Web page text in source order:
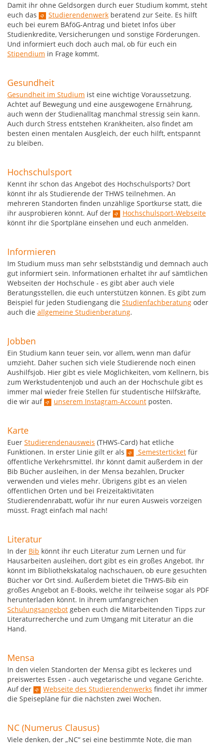
Damit ihr ohne Geldsorgen durch euer Studium kommt, steht
euch das
Studierendenwerk beratend zur Seite. Es hilft
euch bei eurem BAföG-Antrag und bietet Infos über
Studienkredite, Versicherungen und sonstige Förderungen.
Und informiert euch doch auch mal, ob für euch ein
Stipendium in Frage kommt.
Gesundheit
Gesundheit im Studium ist eine wichtige Voraussetzung.
Achtet auf Bewegung und eine ausgewogene Ernährung,
auch wenn der Studienalltag manchmal stressig sein kann.
Auch durch Stress entstehen Krankheiten, also findet am
besten einen mentalen Ausgleich, der euch hilft, entspannt
zu bleiben.
Hochschulsport
Kennt ihr schon das Angebot des Hochschulsports? Dort
könnt ihr als Studierende der THWS teilnehmen. An
mehreren Standorten finden unzählige Sportkurse statt, die
ihr ausprobieren könnt. Auf der
Hochschulsport-Webseite
könnt ihr die Sportpläne einsehen und euch anmelden.
Informieren
Im Studium muss man sehr selbstständig und demnach auch
gut informiert sein. Informationen erhaltet ihr auf sämtlichen
Webseiten der Hochschule - es gibt aber auch viele
Beratungsstellen, die euch unterstützen können. Es gibt zum
Beispiel für jeden Studiengang die Studienfachberatung oder
auch die allgemeine Studienberatung.
Jobben
Ein Studium kann teuer sein, vor allem, wenn man dafür
umzieht. Daher suchen sich viele Studierende noch einen
Aushilfsjob. Hier gibt es viele Möglichkeiten, vom Kellnern, bis
zum Werkstudentenjob und auch an der Hochschule gibt es
immer mal wieder freie Stellen für studentische Hilfskräfte,
die wir auf
unserem Instagram-Account posten.
Karte
Euer Studierendenausweis (THWS-Card) hat etliche
Funktionen. In erster Linie gilt er als
Semesterticket für
öffentliche Verkehrsmittel. Ihr könnt damit außerdem in der
Bib Bücher ausleihen, in der Mensa bezahlen, Drucker
verwenden und vieles mehr. Übrigens gibt es an vielen
öffentlichen Orten und bei Freizeitaktivitäten
Studierendenrabatt, wofür ihr nur euren Ausweis vorzeigen
müsst. Fragt einfach mal nach!
Literatur
In der Bib könnt ihr euch Literatur zum Lernen und für
Hausarbeiten ausleihen, dort gibt es ein großes Angebot. Ihr
könnt im Bibliothekskatalog nachschauen, ob eure gesuchten
Bücher vor Ort sind. Außerdem bietet die THWS-Bib ein
großes Angebot an E-Books, welche ihr teilweise sogar als PDF
herunterladen könnt. In ihrem umfangreichen
Schulungsangebot geben euch die Mitarbeitenden Tipps zur
Literaturrecherche und zum Umgang mit Literatur an die
Hand.
Mensa
In den vielen Standorten der Mensa gibt es leckeres und
preiswertes Essen - auch vegetarische und vegane Gerichte.
Auf der
Webseite des Studierendenwerks findet ihr immer
die Speisepläne für die nächsten zwei Wochen.
NC (Numerus Clausus)
Viele denken, der „NC“ sei eine bestimmte Note, die man